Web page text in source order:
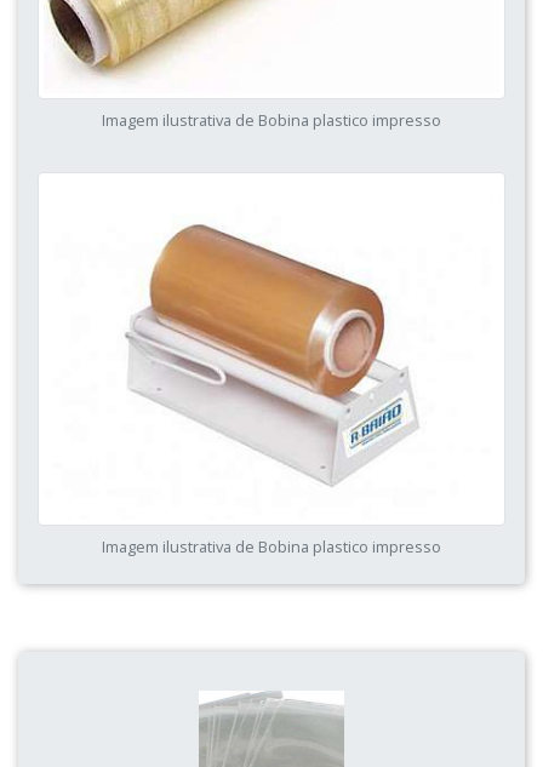
Imagem ilustrativa de Bobina plastico impresso
Imagem ilustrativa de Bobina plastico impresso